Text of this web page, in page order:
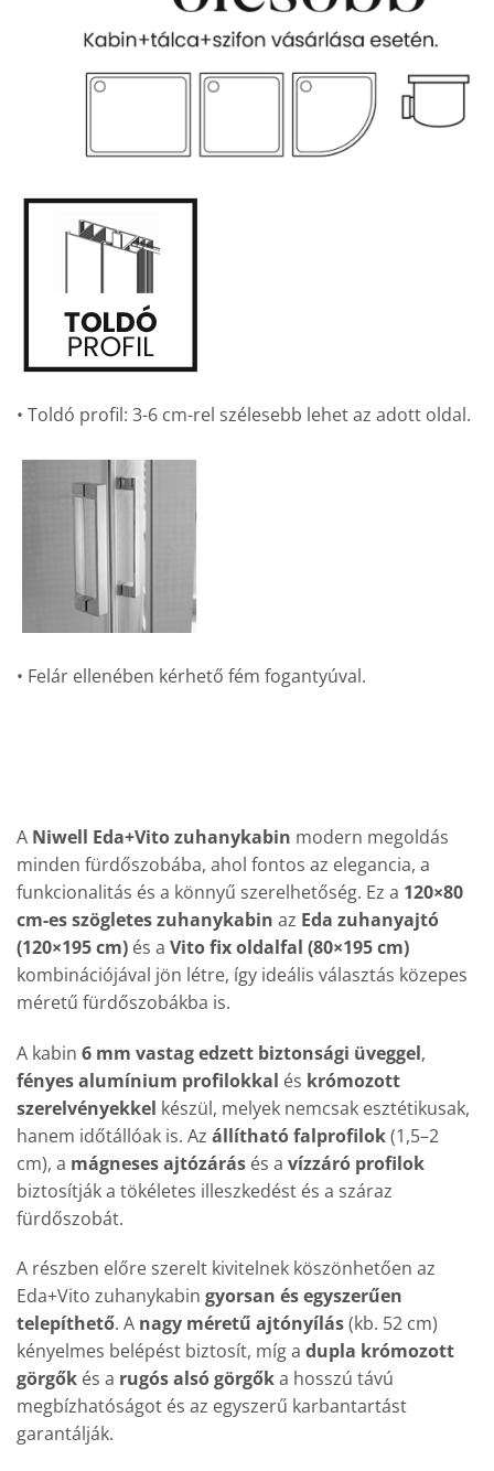
• Toldó profil: 3-6 cm-rel szélesebb lehet az adott oldal.
• Felár ellenében kérhető fém fogantyúval.
A Niwell Eda+Vito zuhanykabin modern megoldás
minden fürdőszobába, ahol fontos az elegancia, a
funkcionalitás és a könnyű szerelhetőség. Ez a 120×80
cm-es szögletes zuhanykabin az Eda zuhanyajtó
(120×195 cm) és a Vito fix oldalfal (80×195 cm)
kombinációjával jön létre, így ideális választás közepes
méretű fürdőszobákba is.
A kabin 6 mm vastag edzett biztonsági üveggel,
fényes alumínium profilokkal és krómozott
szerelvényekkel készül, melyek nemcsak esztétikusak,
hanem időtállóak is. Az állítható falprofilok(1,5–2
cm), a mágneses ajtózárás és a vízzáró profilok
biztosítják a tökéletes illeszkedést és a száraz
fürdőszobát.
A részben előre szerelt kivitelnek köszönhetően az
Eda+Vito zuhanykabin gyorsan és egyszerűen
telepíthető. A nagy méretű ajtónyílás(kb. 52 cm)
kényelmes belépést biztosít, míg a dupla krómozott
görgők és a rugós alsó görgőka hosszú távú
megbízhatóságot és az egyszerű karbantartást
garantálják.